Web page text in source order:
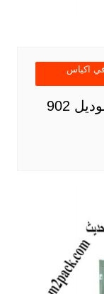
في اكياس
ماكينات تعبئة السكر اتوماتيك موديل 902